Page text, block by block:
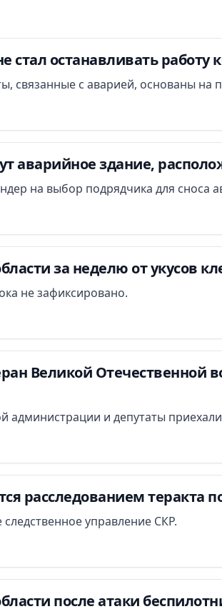
стал останавливать работу
связанные с аварией, основаны на
аварийное здание,
на выбор подрядчика для сноса
за неделю от укусов
не зафиксировано.
Великой Отечественной
администрации и депутаты
расследованием теракта
следственное управление СКР.
после атаки